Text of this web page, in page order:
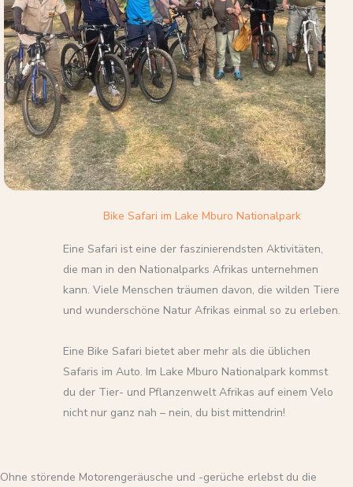
Bike Safari im Lake Mburo Nationalpark
Eine Safari ist eine der faszinierendsten Aktivitäten,
die man in den Nationalparks Afrikas unternehmen
kann. Viele Menschen träumen davon, die wilden Tiere
und wunderschöne Natur Afrikas einmal so zu erleben.
Eine Bike Safari bietet aber mehr als die üblichen
Safaris im Auto. Im Lake Mburo Nationalpark kommst
du der Tier- und Pflanzenwelt Afrikas auf einem Velo
nicht nur ganz nah – nein, du bist mittendrin!
Ohne störende Motorengeräusche und -gerüche erlebst du die